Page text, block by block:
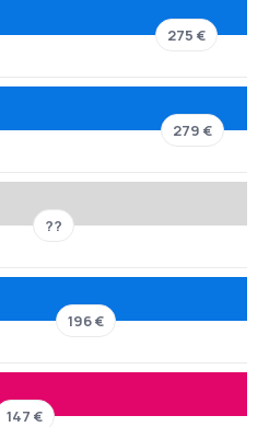
275 €
279 €
??
196 €
147 €